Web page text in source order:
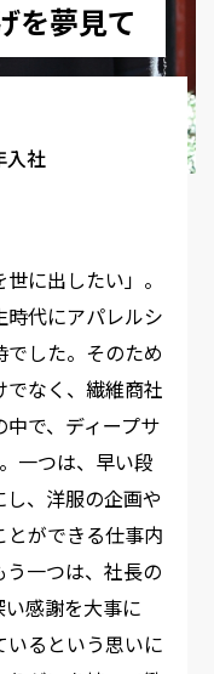
を夢見て
入社
に出したい」。
代にアパレルシ
した。そのため
なく、繊維商社
で、ディープサ
一つは、早い段
、洋服の企画や
とができる仕事内
一つは、社長の
感謝を大事に
いるという思いに